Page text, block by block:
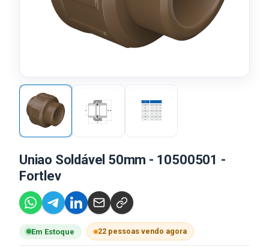
Uniao Soldável 50mm - 10500501 -
Fortlev
Em Estoque 22 pessoas vendo agora